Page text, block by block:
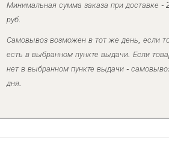
Минимальная сумма заказа при доставке -
руб.
Самовывоз возможен в тот же день, если
есть в выбранном пункте выдачи. Если
нет в выбранном пункте выдачи -
дня.